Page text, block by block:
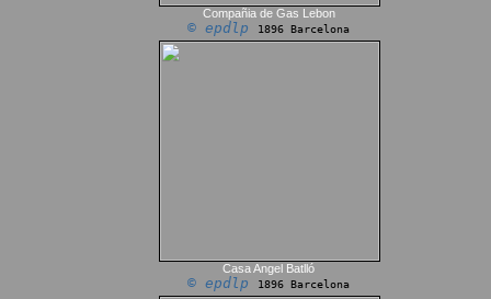
Compañia de Gas Lebon
© epdlp 1896 Barcelona
Casa Angel Batlló
© epdlp 1896 Barcelona